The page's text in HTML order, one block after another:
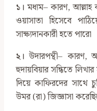
১। মধ্যম– কারণ,
ওয়াসাতা হিসেবে
সাক্ষ্যদানকারী হতে পারো
২। উদারপন্থী– কারণ,
হুদায়বিয়ার সন্ধিতে
দিয়ে কাফিরদের সাথে
উমর (রা) জিজ্ঞাসা